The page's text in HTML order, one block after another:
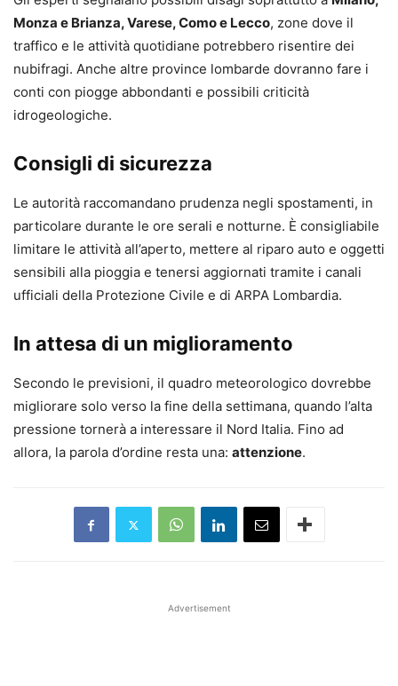
Monza e Brianza, Varese, Como e Lecco, zone dove il
traffico e le attività quotidiane potrebbero risentire dei
nubifragi. Anche altre province lombarde dovranno fare i
conti con piogge abbondanti e possibili criticità
idrogeologiche.
Consigli di sicurezza
Le autorità raccomandano prudenza negli spostamenti, in
particolare durante le ore serali e notturne. È consigliabile
limitare le attività all’aperto, mettere al riparo auto e oggetti
sensibili alla pioggia e tenersi aggiornati tramite i canali
ufficiali della Protezione Civile e di ARPA Lombardia.
In attesa di un miglioramento
Secondo le previsioni, il quadro meteorologico dovrebbe
migliorare solo verso la fine della settimana, quando l’alta
pressione tornerà a interessare il Nord Italia. Fino ad
allora, la parola d’ordine resta una: attenzione.
Advertisement